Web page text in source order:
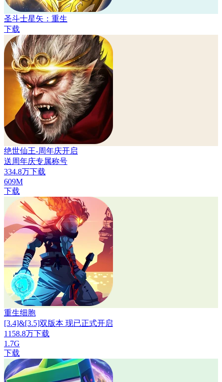
圣斗士星矢：重生
下载
绝世仙王-周年庆开启
送周年庆专属称号
334.8万下载
609M
下载
重生细胞
[3.4]&[3.5]双版本 现已正式开启
1158.8万下载
1.7G
下载